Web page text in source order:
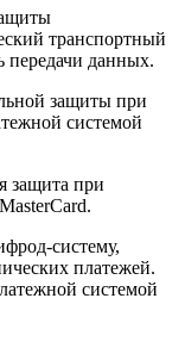
транспортный
передачи данных.
защиты при
системой
защита при
систему,
платежей.
системой